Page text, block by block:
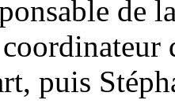
de
puis